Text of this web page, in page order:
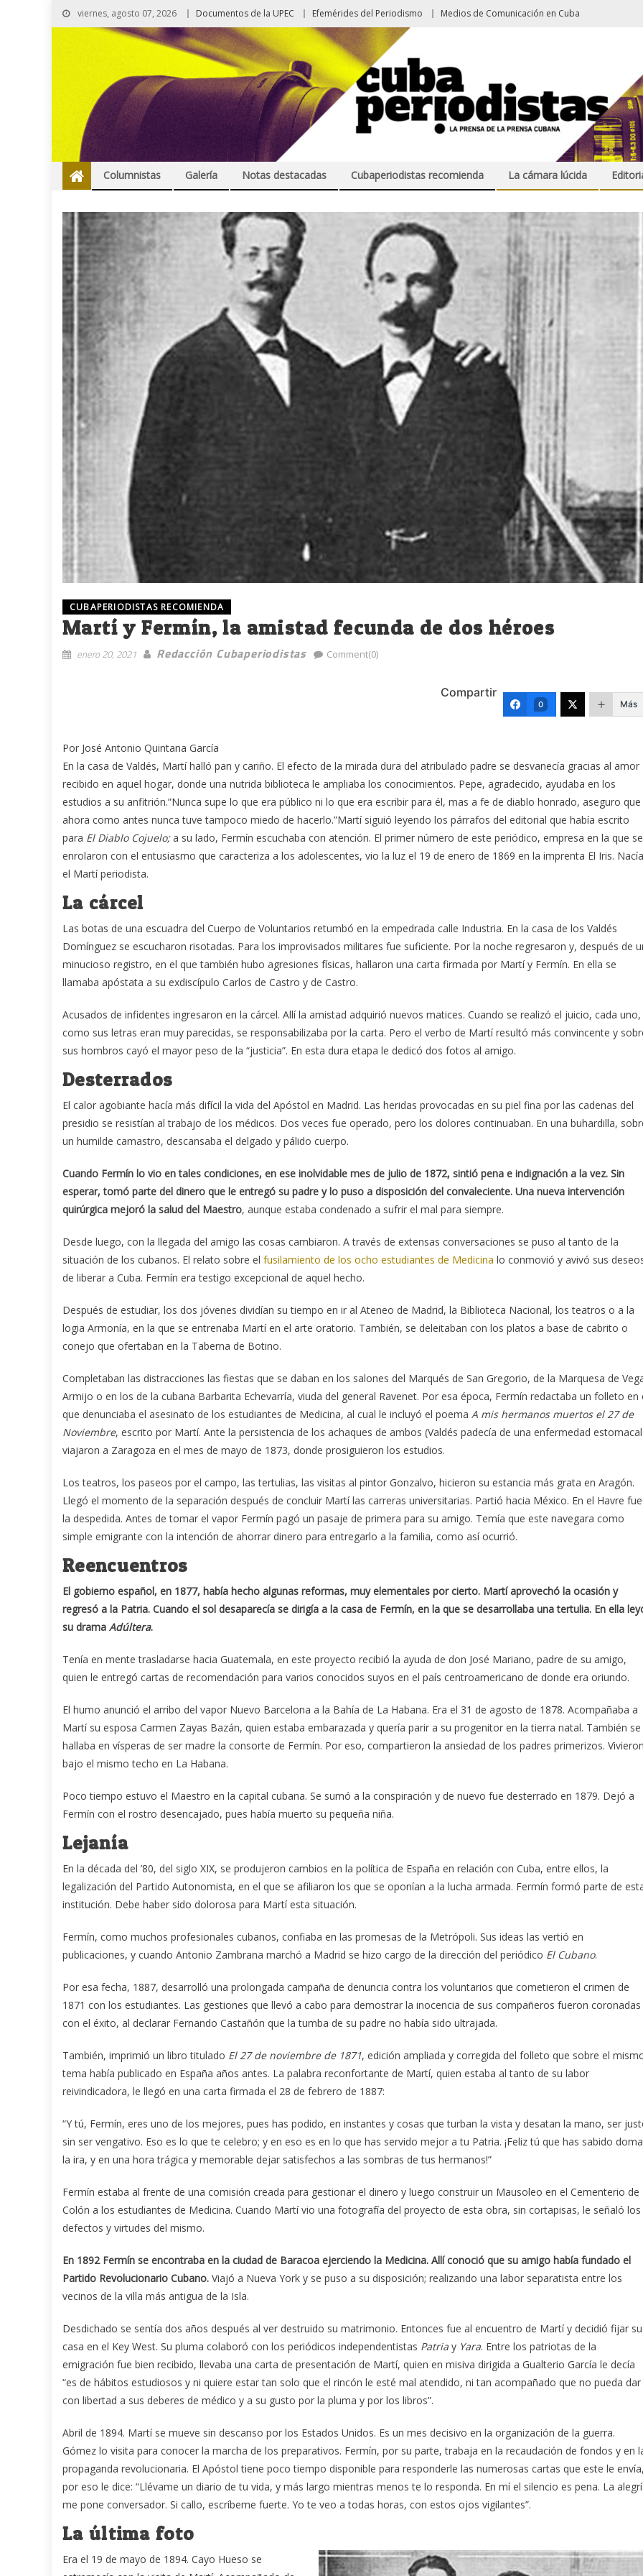
viernes, agosto 07, 2026 Documentos de la UPEC Efemérides del Periodismo Medios de Comunicación en Cuba
Columnistas Galería Notas destacadas Cubaperiodistas recomienda La cámara lúcida
CUBAPERIODISTAS RECOMIENDA
Martí y Fermín, la amistad fecunda de dos héroes
enero 20, 2021 Redacción Cubaperiodistas Comment(0)
Compartir
0 Más
Por José Antonio Quintana García
En la casa de Valdés, Martí halló pan y cariño. El efecto de la mirada dura del atribulado padre se desvanecía gracias al amor
recibido en aquel hogar, donde una nutrida biblioteca le ampliaba los conocimientos. Pepe, agradecido, ayudaba en los
estudios a su anfitrión.”Nunca supe lo que era público ni lo que era escribir para él, mas a fe de diablo honrado, aseguro que
ahora como antes nunca tuve tampoco miedo de hacerlo.”Martí siguió leyendo los párrafos del editorial que había escrito
para El Diablo Cojuelo;a su lado, Fermín escuchaba con atención. El primer número de este periódico, empresa en la que se
enrolaron con el entusiasmo que caracteriza a los adolescentes, vio la luz el 19 de enero de 1869 en la imprenta El Iris. Nacía
el Martí periodista.
La cárcel
Las botas de una escuadra del Cuerpo de Voluntarios retumbó en la empedrada calle Industria. En la casa de los Valdés
Domínguez se escucharon risotadas. Para los improvisados militares fue suficiente. Por la noche regresaron y, después de
minucioso registro, en el que también hubo agresiones físicas, hallaron una carta firmada por Martí y Fermín. En ella se
llamaba apóstata a su exdiscípulo Carlos de Castro y de Castro.
Acusados de infidentes ingresaron en la cárcel. Allí la amistad adquirió nuevos matices. Cuando se realizó el juicio, cada uno,
como sus letras eran muy parecidas, se responsabilizaba por la carta. Pero el verbo de Martí resultó más convincente y
sus hombros cayó el mayor peso de la “justicia”. En esta dura etapa le dedicó dos fotos al amigo.
Desterrados
El calor agobiante hacía más difícil la vida del Apóstol en Madrid. Las heridas provocadas en su piel fina por las cadenas del
presidio se resistían al trabajo de los médicos. Dos veces fue operado, pero los dolores continuaban. En una buhardilla,
un humilde camastro, descansaba el delgado y pálido cuerpo.
Cuando Fermín lo vio en tales condiciones, en ese inolvidable mes de julio de 1872, sintió pena e indignación a la vez. Sin
esperar, tomó parte del dinero que le entregó su padre y lo puso a disposición del convaleciente. Una nueva intervención
quirúrgica mejoró la salud del Maestro, aunque estaba condenado a sufrir el mal para siempre.
Desde luego, con la llegada del amigo las cosas cambiaron. A través de extensas conversaciones se puso al tanto de la
situación de los cubanos. El relato sobre el fusilamiento de los ocho estudiantes de Medicina lo conmovió y avivó sus
de liberar a Cuba. Fermín era testigo excepcional de aquel hecho.
Después de estudiar, los dos jóvenes dividían su tiempo en ir al Ateneo de Madrid, la Biblioteca Nacional, los teatros o a la
logia Armonía, en la que se entrenaba Martí en el arte oratorio. También, se deleitaban con los platos a base de cabrito o
conejo que ofertaban en la Taberna de Botino.
Completaban las distracciones las fiestas que se daban en los salones del Marqués de San Gregorio, de la Marquesa de
Armijo o en los de la cubana Barbarita Echevarría, viuda del general Ravenet. Por esa época, Fermín redactaba un folleto en
que denunciaba el asesinato de los estudiantes de Medicina, al cual le incluyó el poema A mis hermanos muertos el 27 de
Noviembre, escrito por Martí. Ante la persistencia de los achaques de ambos (Valdés padecía de una enfermedad
viajaron a Zaragoza en el mes de mayo de 1873, donde prosiguieron los estudios.
Los teatros, los paseos por el campo, las tertulias, las visitas al pintor Gonzalvo, hicieron su estancia más grata en Aragón.
Llegó el momento de la separación después de concluir Martí las carreras universitarias. Partió hacia México. En el Havre fue
la despedida. Antes de tomar el vapor Fermín pagó un pasaje de primera para su amigo. Temía que este navegara como
simple emigrante con la intención de ahorrar dinero para entregarlo a la familia, como así ocurrió.
Reencuentros
El gobierno español, en 1877, había hecho algunas reformas, muy elementales por cierto. Martí aprovechó la ocasión y
regresó a la Patria. Cuando el sol desaparecía se dirigía a la casa de Fermín, en la que se desarrollaba una tertulia. En ella
su drama Adúltera.
Tenía en mente trasladarse hacia Guatemala, en este proyecto recibió la ayuda de don José Mariano, padre de su amigo,
quien le entregó cartas de recomendación para varios conocidos suyos en el país centroamericano de donde era oriundo.
El humo anunció el arribo del vapor Nuevo Barcelona a la Bahía de La Habana. Era el 31 de agosto de 1878. Acompañaba a
Martí su esposa Carmen Zayas Bazán, quien estaba embarazada y quería parir a su progenitor en la tierra natal. También se
hallaba en vísperas de ser madre la consorte de Fermín. Por eso, compartieron la ansiedad de los padres primerizos.
bajo el mismo techo en La Habana.
Poco tiempo estuvo el Maestro en la capital cubana. Se sumó a la conspiración y de nuevo fue desterrado en 1879. Dejó a
Fermín con el rostro desencajado, pues había muerto su pequeña niña.
Lejanía
En la década del ’80, del siglo XIX, se produjeron cambios en la política de España en relación con Cuba, entre ellos, la
legalización del Partido Autonomista, en el que se afiliaron los que se oponían a la lucha armada. Fermín formó parte de
institución. Debe haber sido dolorosa para Martí esta situación.
Fermín, como muchos profesionales cubanos, confiaba en las promesas de la Metrópoli. Sus ideas las vertió en
publicaciones, y cuando Antonio Zambrana marchó a Madrid se hizo cargo de la dirección del periódico El Cubano.
Por esa fecha, 1887, desarrolló una prolongada campaña de denuncia contra los voluntarios que cometieron el crimen de
1871 con los estudiantes. Las gestiones que llevó a cabo para demostrar la inocencia de sus compañeros fueron coronadas
con el éxito, al declarar Fernando Castañón que la tumba de su padre no había sido ultrajada.
También, imprimió un libro titulado El 27 de noviembre de 1871, edición ampliada y corregida del folleto que sobre el
tema había publicado en España años antes. La palabra reconfortante de Martí, quien estaba al tanto de su labor
reivindicadora, le llegó en una carta firmada el 28 de febrero de 1887:
“Y tú, Fermín, eres uno de los mejores, pues has podido, en instantes y cosas que turban la vista y desatan la mano, ser
sin ser vengativo. Eso es lo que te celebro; y en eso es en lo que has servido mejor a tu Patria. ¡Feliz tú que has sabido
la ira, y en una hora trágica y memorable dejar satisfechos a las sombras de tus hermanos!”
Fermín estaba al frente de una comisión creada para gestionar el dinero y luego construir un Mausoleo en el Cementerio de
Colón a los estudiantes de Medicina. Cuando Martí vio una fotografía del proyecto de esta obra, sin cortapisas, le señaló los
defectos y virtudes del mismo.
En 1892 Fermín se encontraba en la ciudad de Baracoa ejerciendo la Medicina. Allí conoció que su amigo había fundado el
Partido Revolucionario Cubano. Viajó a Nueva York y se puso a su disposición; realizando una labor separatista entre los
vecinos de la villa más antigua de la Isla.
Desdichado se sentía dos años después al ver destruido su matrimonio. Entonces fue al encuentro de Martí y decidió fijar su
casa en el Key West. Su pluma colaboró con los periódicos independentistas Patria y Yara. Entre los patriotas de la
emigración fue bien recibido, llevaba una carta de presentación de Martí, quien en misiva dirigida a Gualterio García le decía
“es de hábitos estudiosos y ni quiere estar tan solo que el rincón le esté mal atendido, ni tan acompañado que no pueda dar
con libertad a sus deberes de médico y a su gusto por la pluma y por los libros”.
Abril de 1894. Martí se mueve sin descanso por los Estados Unidos. Es un mes decisivo en la organización de la guerra.
Gómez lo visita para conocer la marcha de los preparativos. Fermín, por su parte, trabaja en la recaudación de fondos y en
propaganda revolucionaria. El Apóstol tiene poco tiempo disponible para responderle las numerosas cartas que este le
por eso le dice: “Llévame un diario de tu vida, y más largo mientras menos te lo responda. En mí el silencio es pena. La
me pone conversador. Si callo, escríbeme fuerte. Yo te veo a todas horas, con estos ojos vigilantes”.
La última foto
Era el 19 de mayo de 1894. Cayo Hueso se